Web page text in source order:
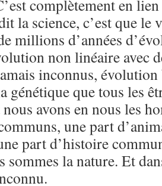
complètement en
la science, c’est que le
millions d’années
non linéaire avec
inconnus,
génétique que tous les
avons en nous les
une part
part d’histoire
sommes la nature. Et